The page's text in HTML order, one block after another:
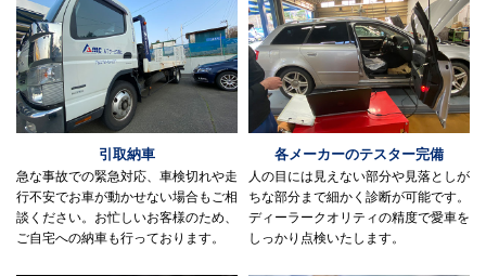
引取納車
急な事故での緊急対応、車検切れや走
行不安でお車が動かせない場合もご相
談ください。お忙しいお客様のため、
ご自宅への納車も行っております。
各メーカーのテスター完備
人の目には見えない部分や見落としが
ちな部分まで細かく診断が可能です。
ディーラークオリティの精度で愛車を
しっかり点検いたします。